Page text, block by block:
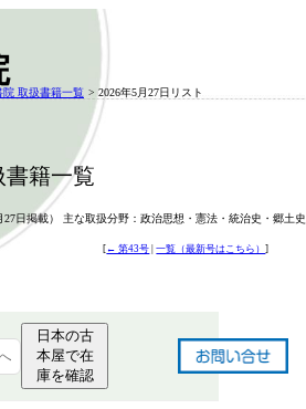
書籍一覧
院 取扱書籍一覧 > 2026年5月27日リスト
27日掲載） 主な取扱分野：政治思想・憲法・統治史・郷土
[ ← 第43号 |一覧（最新号はこちら）]
日本の古
本屋で在
庫を確認